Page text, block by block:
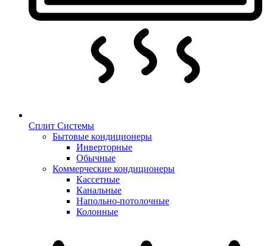
Сплит Системы
Бытовые кондиционеры
Инверторные
Обычные
Коммерческие кондиционеры
Кассетные
Канальные
Напольно-потолочные
Колонные